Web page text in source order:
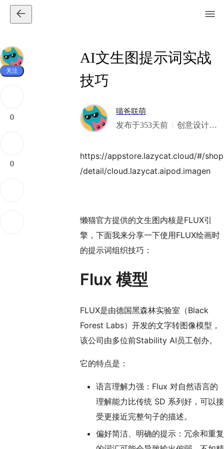
关注
0
0
AI文生图提示词实战
技巧
喵爸联萌
发布于353天前
创意设计版
依仗AI的艺
术家·落伍的
么别的优点
https://appstore.lazycat.cloud/#/shop
/detail/cloud.lazycat.aipod.imagen
懒猫官方提供的文生图内核是FLUX引
擎，下面我来分享一下使用FLUX绘画时
的提示词组织技巧：
Flux 模型
FLUX是由德国黑森林实验室（Black
Forest Labs）开发的文字转图像模型，
该公司由多位前Stability AI员工创办。
它的特点是：
语言理解力强：Flux 对自然语言的
理解能力比传统 SD 系列好，可以接
受更接近完整句子的描述。
偏好简洁、明确的提示：冗余和重复